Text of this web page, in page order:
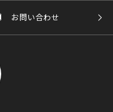
お問い合わせ